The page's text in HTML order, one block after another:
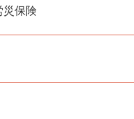
災保険